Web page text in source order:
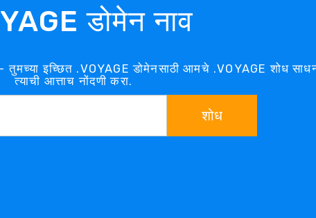
डोमेन नाव
इच्छित .VOYAGE डोमेनसाठी आमचे .VOYAGE शोध साधन
त्याची आत्ताच नोंदणी करा.
शोध